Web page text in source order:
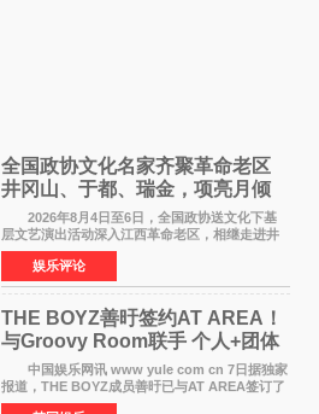
全国政协文化名家齐聚革命老区
井冈山、于都、瑞金，项亮月倾
情献唱《桃花谣》致敬红色沃土
2026年8月4日至6日，全国政协送文化下基
层文艺演出活动深入江西革命老区，相继走进井
冈山、于都长征出发地、瑞金三地。由全国政协
文化文史和学习委员会副主任、甘肃省政协原主
席欧阳坚率团，一
娱乐评论
THE BOYZ善旴签约AT AREA！
与Groovy Room联手 个人+团体
活动并行
中国娱乐网讯 www yule com cn 7日据独家
报道，THE BOYZ成员善旴已与AT AREA签订了
专属合约。AT AREA是由知名制作人组合